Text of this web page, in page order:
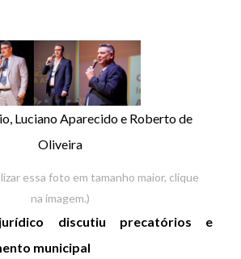
Luciano Aparecido e Roberto de
Oliveira
essa foto em tamanho maior, clique
na imagem.)
discutiu precatórios e
municipal